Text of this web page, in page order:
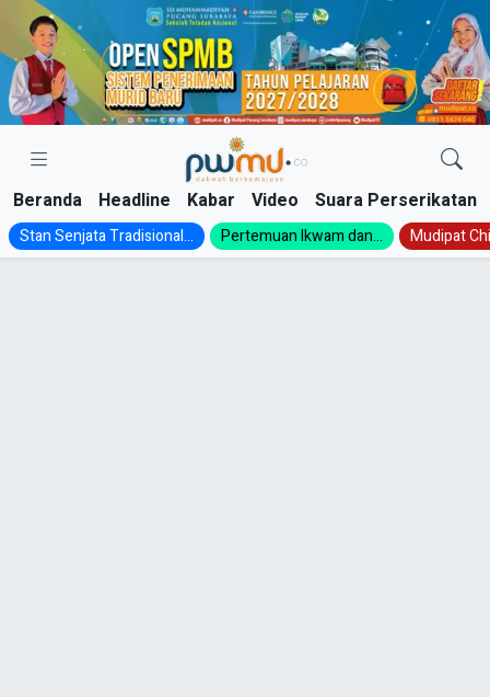
Skip
content
Beranda Headline Kabar Video Suara Perserikatan
Stan Senjata Tradisional... Pertemuan Ikwam dan... Mudipat